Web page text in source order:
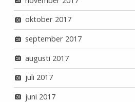
oktober 2017
september 2017
augusti 2017
juli 2017
juni 2017